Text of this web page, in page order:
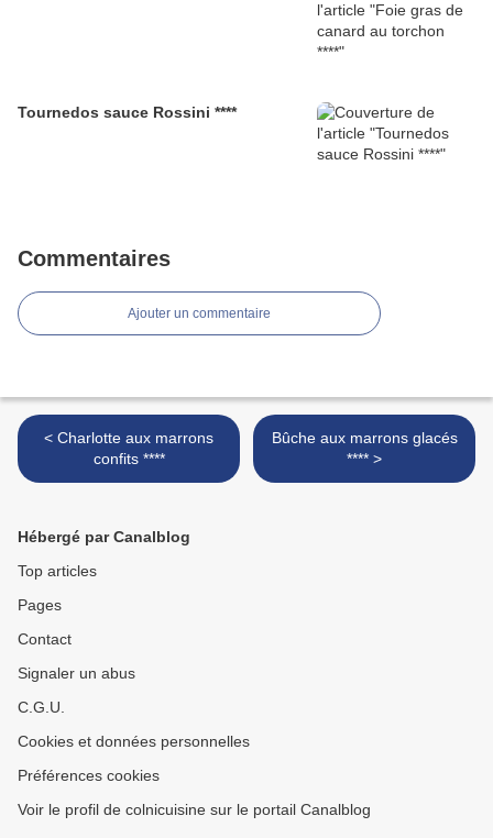
Tournedos sauce Rossini ****
Commentaires
Ajouter un commentaire
< Charlotte aux marrons
confits ****
Bûche aux marrons glacés
**** >
Hébergé par Canalblog
Top articles
Pages
Contact
Signaler un abus
C.G.U.
Cookies et données personnelles
Préférences cookies
Voir le profil de colnicuisine sur le portail Canalblog